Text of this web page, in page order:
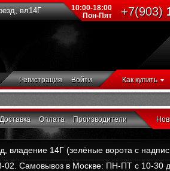
вл14Г
10:00-18:00
Пон-Пят
+7(903)
Регистрация Войти Как купить
Доставка Оплата Производители
владение 14Г (зелёные ворота с
Самовывоз в Москве: ПН-ПТ с 10-30